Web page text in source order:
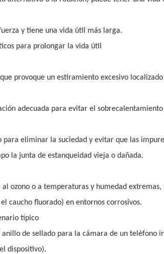
y ​​tiene una vida útil más larga.
para prolongar la vida útil
provoque un estiramiento excesivo
adecuada para evitar el
eliminar la suciedad y evitar que las
la junta de estanqueidad vieja o dañada.
ozono o a temperaturas y humedad
caucho fluorado) en entornos corrosivos.
típico
de sellado para la cámara de un teléfono
dispositivo).